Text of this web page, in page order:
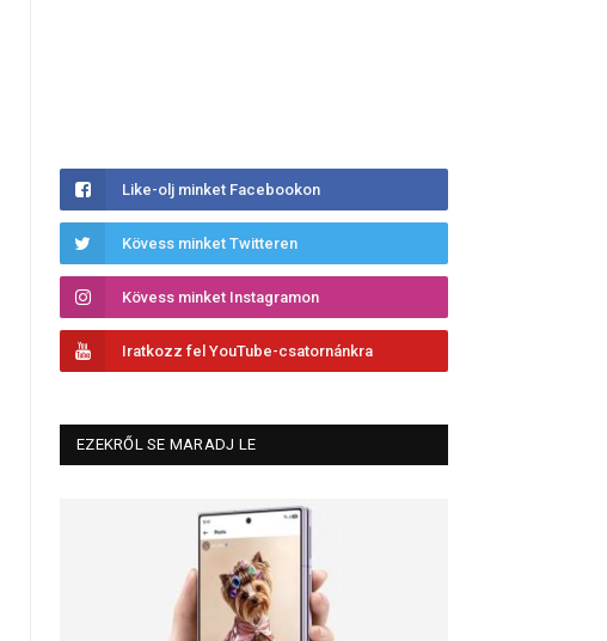
Like-olj minket Facebookon
Kövess minket Twitteren
Kövess minket Instagramon
Iratkozz fel YouTube-csatornánkra
EZEKRŐL SE MARADJ LE